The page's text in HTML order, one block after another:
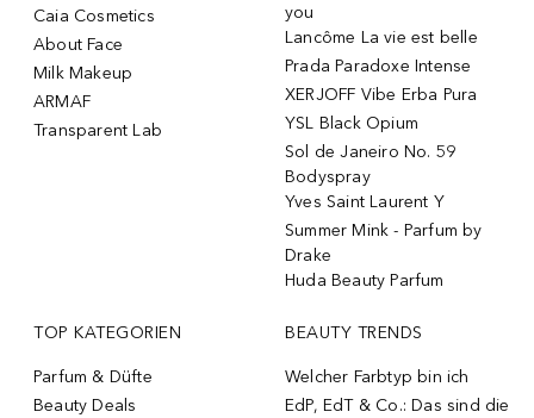
Caia Cosmetics
About Face
Milk Makeup
ARMAF
Transparent Lab
you
Lancôme La vie est belle
Prada Paradoxe Intense
XERJOFF Vibe Erba Pura
YSL Black Opium
Sol de Janeiro No. 59
Bodyspray
Yves Saint Laurent Y
Summer Mink - Parfum by
Drake
Huda Beauty Parfum
TOP KATEGORIEN
Parfum & Düfte
Beauty Deals
BEAUTY TRENDS
Welcher Farbtyp bin ich
EdP, EdT & Co.: Das sind die